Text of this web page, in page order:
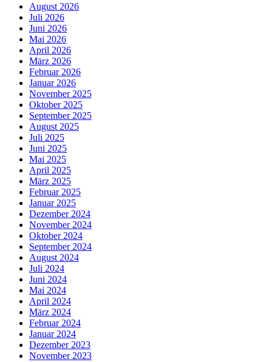
August 2026
Juli 2026
Juni 2026
Mai 2026
April 2026
März 2026
Februar 2026
Januar 2026
November 2025
Oktober 2025
September 2025
August 2025
Juli 2025
Juni 2025
Mai 2025
April 2025
März 2025
Februar 2025
Januar 2025
Dezember 2024
November 2024
Oktober 2024
September 2024
August 2024
Juli 2024
Juni 2024
Mai 2024
April 2024
März 2024
Februar 2024
Januar 2024
Dezember 2023
November 2023